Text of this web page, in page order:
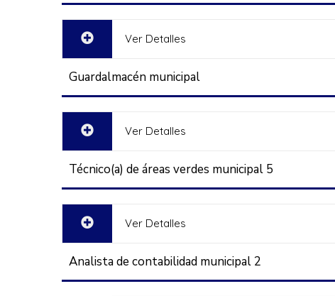
Ver Detalles
Guardalmacén municipal
Ver Detalles
Técnico(a) de áreas verdes municipal 5
Ver Detalles
Analista de contabilidad municipal 2